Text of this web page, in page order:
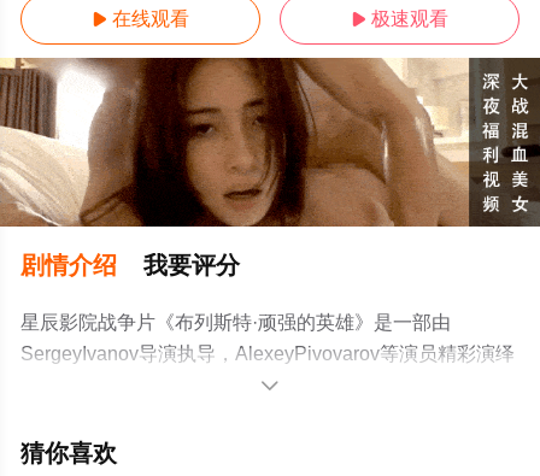
 在线观看  极速观看
剧情介绍 我要评分
星辰影院战争片《布列斯特·顽强的英雄》是一部由
SergeyIvanov导演执导，AlexeyPivovarov等演员精彩演绎
的俄罗斯电影，大结局剧情已揭晓（1-1全集），手机免费
息可移步至豆瓣电影、电视猫或剧情网等平台了解。

猜你喜欢